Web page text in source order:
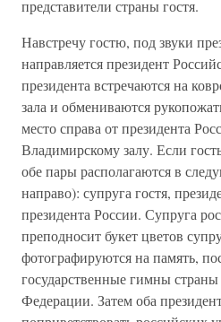
представители страны гостя.
Навстречу гостю, под звуки
направляется президент
президента встречаются на
зала и обмениваются
место справа от президента
Владимирскому залу. Если
обе пары располагаются в
направо): супруга гостя,
президента России. Супруга
преподносит букет цветов
фотографируются на память,
государственные гимны страны
Федерации. Затем оба